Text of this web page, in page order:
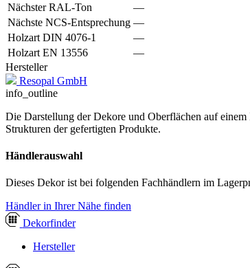
Nächster RAL-Ton
—
Nächste NCS-Entsprechung —
Holzart DIN 4076-1
—
Holzart EN 13556
—
Hersteller
Resopal GmbH
info_outline
Die Darstellung der Dekore und Oberflächen auf
Strukturen der gefertigten Produkte.
Händlerauswahl
Dieses Dekor ist bei folgenden Fachhändlern im
Händler in Ihrer Nähe finden
Dekorfinder
Hersteller